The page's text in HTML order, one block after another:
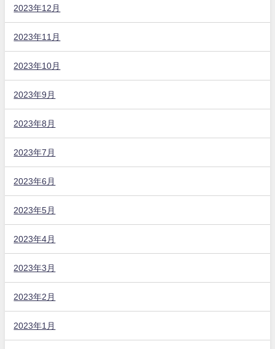
2023年12月
2023年11月
2023年10月
2023年9月
2023年8月
2023年7月
2023年6月
2023年5月
2023年4月
2023年3月
2023年2月
2023年1月